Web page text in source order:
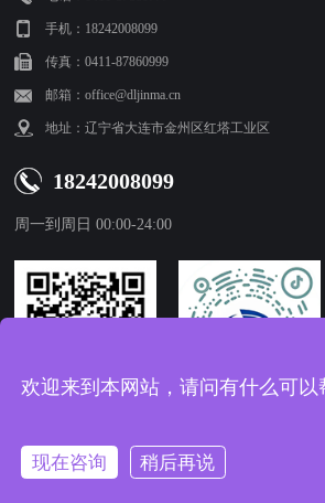
手机：18242008099
传真：0411-87860999
邮箱：office@dljinma.cn
地址：辽宁省大连市金州区红塔工业区
18242008099
周一到周日 00:00-24:00
欢迎来到本网站，请问有什么可以
现在咨询 稍后再说